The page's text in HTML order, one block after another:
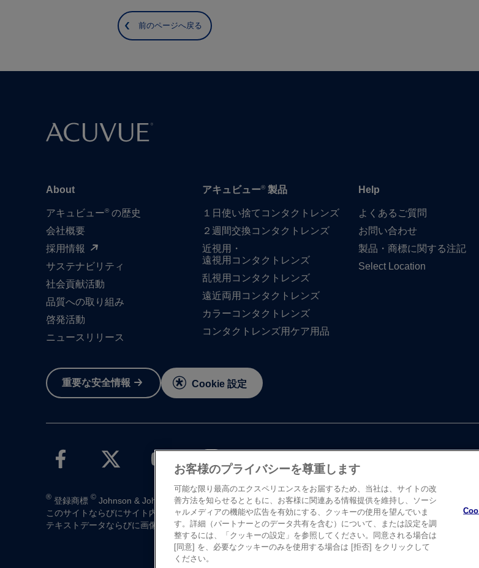
前のページへ戻る
About
アキュビュー® の歴史
会社概要
採用情報
サステナビリティ
社会貢献活動
品質への​取り組み
啓発活動
ニュースリリース
アキュビュー®製品
１日​使い捨て​​コンタクトレンズ
２週間交換コンタクトレンズ
近視用・
遠視用コンタクトレンズ
乱視用コンタクトレンズ
遠近両用コンタクトレンズ
カラーコンタクトレンズ
コンタクトレンズ用ケア用品
Help
よく​ある​ご質問
お問い​合わせ
製品・商標に​関する​注記
Select Location
重要な​安全情報 Cookie 設定
® 登録商標 © Johnson & Johnson K.K. 1997-2026
この​サイトならびに​サイト内の​コンテンツは、​ジョンソン・ エンド・ ジョンソン株式会社 ビジョンケア カン
テキストデータならびに​画像データの​無断転載は​お断り​いたします。
お客様のプライバシーを尊重します
可能な限り最高のエクスペリエンスをお届するため、当社は、サイトの改
善方法を知らせるとともに、お客様に関連ある情報提供を維持し、ソーシ
ャルメディアの機能や広告を有効にする、クッキーの使用を望んでいま
す。詳細（パートナーとのデータ共有を含む）について、または設定を調
整するには、「クッキーの設定」を参照してください。同意される場合は
[同意] を、必要なクッキーのみを使用する場合は [拒否] をクリックして
ください。